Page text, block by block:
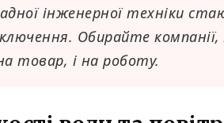
інженерної техніки
Обирайте
товар, і на роботу.